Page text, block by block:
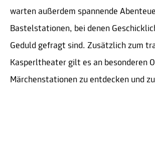
warten außerdem spannende
Bastelstationen, bei denen
Geduld gefragt sind. Zusätzlich zum
Kasperltheater gilt es an besonderen
Märchenstationen zu entdecken und